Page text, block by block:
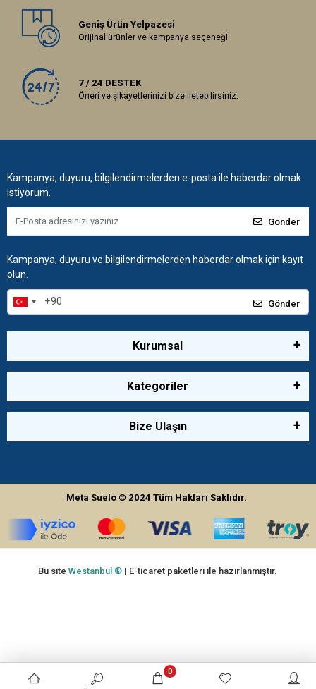
Geniş Ürün Yelpazesi
Orijinal ürünler ve kampanya seçeneği
7 / 24 DESTEK
Öneri ve şikayetlerinizi bize iletebilirsiniz.
Kampanya, duyuru, bilgilendirmelerden e-posta ile haberdar olmak
istiyorum.
Gönder
Kampanya, duyuru ve bilgilendirmelerden haberdar olmak için kayıt
olun.
Gönder
Kurumsal
Kategoriler
Bize Ulaşın
Meta Suelo © 2024Tüm Hakları Saklıdır.
0
Bu siteWestanbul ® | E-ticaret paketleri ile hazırlanmıştır.